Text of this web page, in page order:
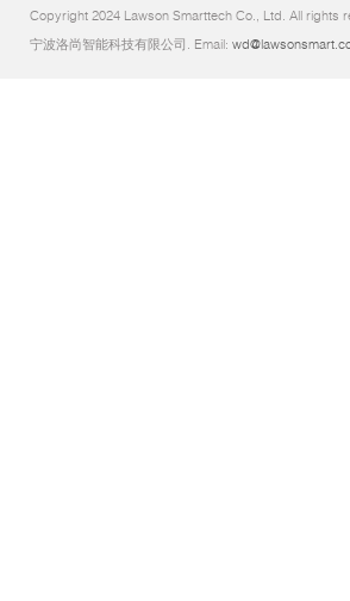
Copyright 2024 Lawson Smarttech Co., Ltd. All rights
宁波洛尚智能科技有限公司. Email: